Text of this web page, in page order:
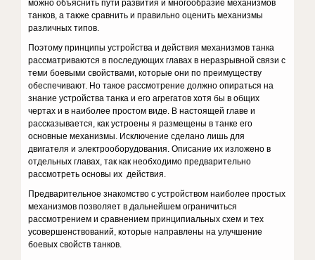
можно объяснить пути разви­тия и многообразие механизмов
танков, а также сравнить и правильно оценить механизмы
различных типов.
Поэтому принципы устройства и действия механизмов танка
рассма­триваются в последующих главах в неразрывной связи с
теми боевыми свойствами, которые они по преимуществу
обеспечивают. Но такое рас­смотрение должно опираться на
знание устройства танка и его агрегатов хотя бы в общих
чертах и в наиболее простом виде. В настоящей главе и
рассказывается, как устроены я размещены в танке его
основные механизмы. Исключение сделано лишь для
двигателя и электрооборудования. Описание их изложено в
отдель­ных главах, так как необходимо предварительно
рассмотреть основы их действия.
Предварительное знакомство с устройством наиболее простых
меха­низмов позволяет в дальнейшем ограничиться
рассмотрением и сравне­нием принципиальных схем и тех
усовершенствований, которые направ­лены на улучшение
боевых свойств танков.